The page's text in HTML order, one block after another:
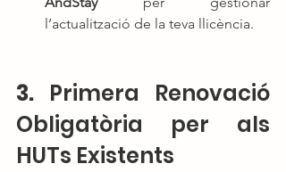
l’actualització de la teva llicència.
3. Primera Renovació
Obligatòria per als
HUTs Existents